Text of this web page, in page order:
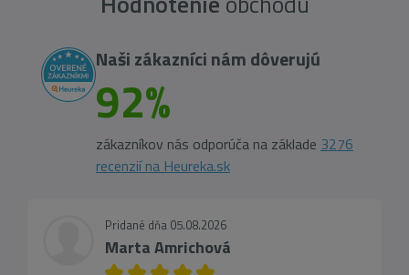
Naši zákazníci nám dôverujú
92%
zákazníkov nás odporúča na základe 3276
recenzií na Heureka.sk
Pridané dňa 05.08.2026
Marta Amrichová